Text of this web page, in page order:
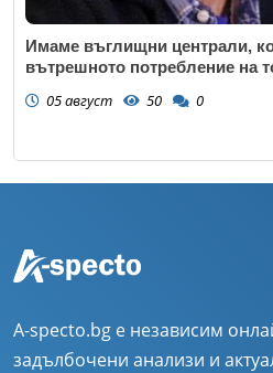
Имаме въглищни централи,
вътрешното потребление на
05 август 50 0
A-specto.bg е независим
задълбочени анализи и